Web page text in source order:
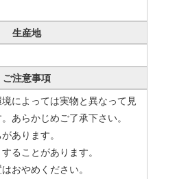
生産地
ご注意事項
境によっては実物と異なって見
あらかじめご了承下さい。
あります。
ることがあります。
おやめください。